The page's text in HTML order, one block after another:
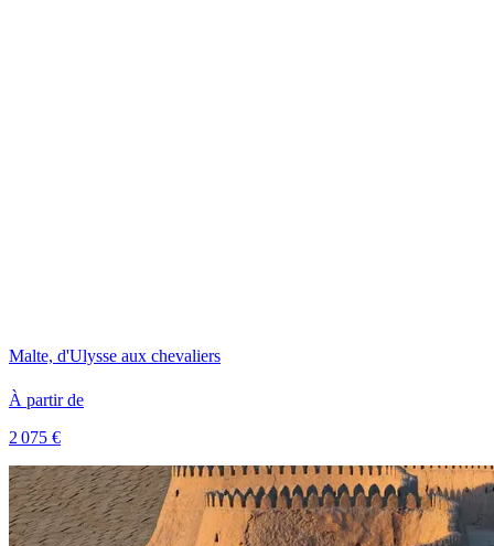
Malte, d'Ulysse aux chevaliers
À partir de
2 075 €
Voir le voyage